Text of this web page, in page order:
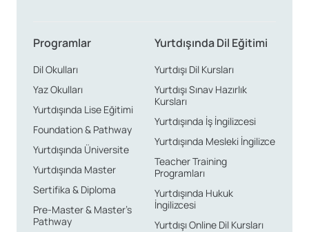
Programlar
Dil Okulları
Yaz Okulları
Yurtdışında Lise Eğitimi
Foundation & Pathway
Yurtdışında Üniversite
Yurtdışında Master
Sertifika & Diploma
Pre-Master & Master’s
Pathway
Yurtdışında Dil Eğitimi
Yurtdışı Dil Kursları
Yurtdışı Sınav Hazırlık
Kursları
Yurtdışında İş İngilizcesi
Yurtdışında Mesleki İngilizce
Teacher Training
Programları
Yurtdışında Hukuk
İngilizcesi
Yurtdışı Online Dil Kursları